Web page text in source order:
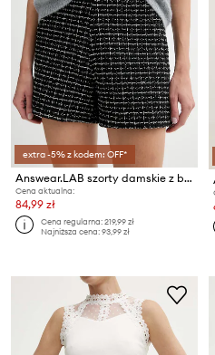
extra -5% z kodem: OFF*
Answear.LAB szorty damskie z bawełną
Cena aktualna:
84,99 zł
Cena regularna:219,99 zł
Najniższa cena:93,99 zł